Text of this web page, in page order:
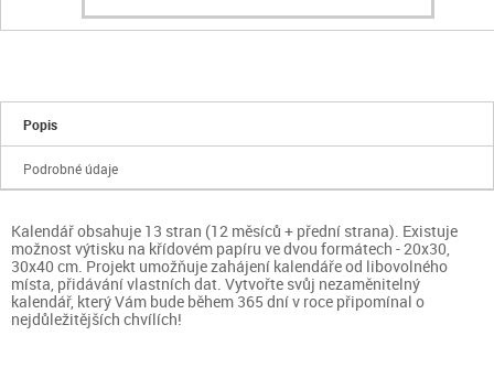
Popis
Podrobné údaje
Kalendář obsahuje 13 stran (12 měsíců + přední strana). Existuje
možnost výtisku na křídovém papíru ve dvou formátech - 20x30,
30x40 cm. Projekt umožňuje zahájení kalendáře od libovolného
místa, přidávání vlastních dat. Vytvořte svůj nezaměnitelný
kalendář, který Vám bude během 365 dní v roce připomínal o
nejdůležitějších chvílích!